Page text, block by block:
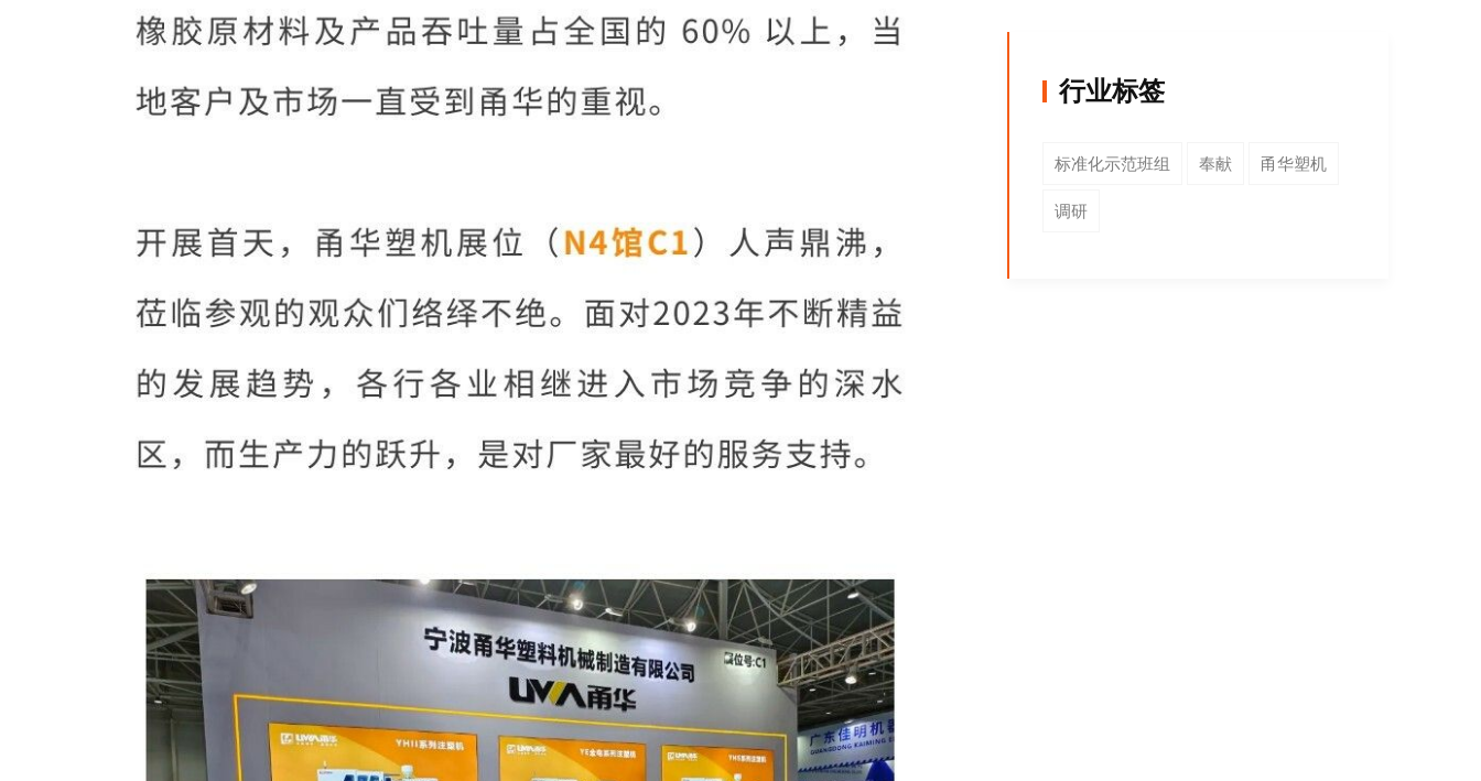
行业标签
标准化示范班组 奉献 甬华塑机
调研